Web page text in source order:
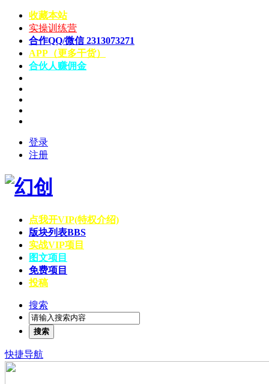
收藏本站
实操训练营
合作QQ/微信 2313073271
APP（更多干货）
合伙人赚佣金
登录
注册
点我开VIP(特权介绍)
版块列表BBS
实战VIP项目
图文项目
免费项目
投稿
搜索
搜索
快捷导航